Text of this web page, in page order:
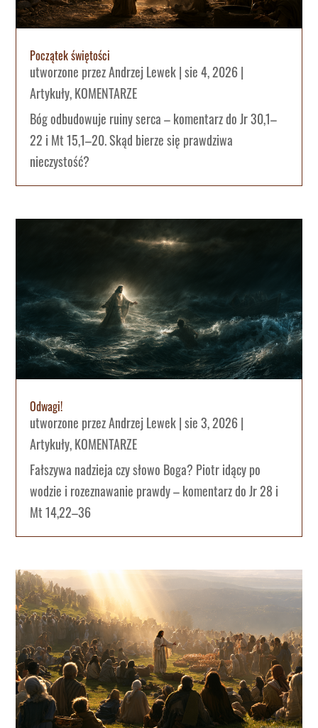
Początek świętości
utworzone przezAndrzej Lewek|sie 4, 2026|
Artykuły,KOMENTARZE
Bóg odbudowuje ruiny serca – komentarz do Jr 30,1–
22 i Mt 15,1–20. Skąd bierze się prawdziwa
nieczystość?
Odwagi!
utworzone przezAndrzej Lewek|sie 3, 2026|
Artykuły,KOMENTARZE
Fałszywa nadzieja czy słowo Boga? Piotr idący po
wodzie i rozeznawanie prawdy – komentarz do Jr 28 i
Mt 14,22–36